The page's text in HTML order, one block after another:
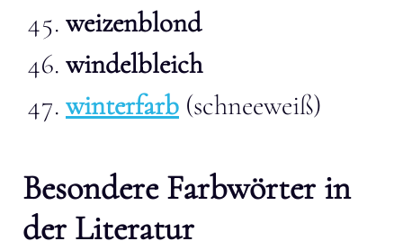
weizenblond
windelbleich
winterfarb (schneeweiß)
Besondere Farbwörter in
der Literatur